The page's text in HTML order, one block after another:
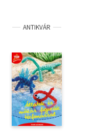
ANTIKVÁR